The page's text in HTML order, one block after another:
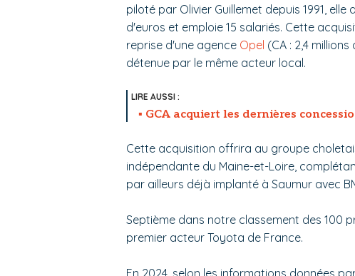
piloté par Olivier Guillemet depuis 1991,
d'euros et emploie 15 salariés. Cette
reprise d'une agence Opel (CA : 2,4
détenue par le même acteur local.
GCA acquiert les dernières
Cette acquisition offrira au groupe
indépendante du Maine-et-Loire,
par ailleurs déjà implanté à Saumur avec
Septième dans notre classement des 100
premier acteur Toyota de France.